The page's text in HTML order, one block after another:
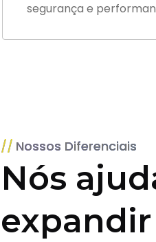
segurança e
Nossos Diferenciais
Nós